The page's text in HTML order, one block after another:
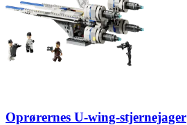
Oprørernes U-wing-stjernejager